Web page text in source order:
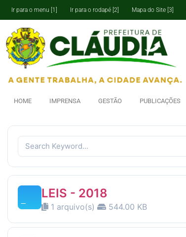
Ir para o menu [1] Ir para o rodapé [2] Mapa do Site [3]
HOME IMPRENSA GESTÃO PUBLICAÇÕES
LEIS - 2018
1 arquivo(s) 544.00 KB